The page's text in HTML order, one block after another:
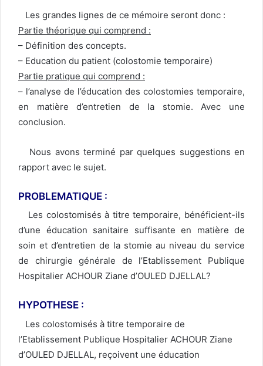
Les grandes lignes de ce mémoire seront donc :
Partie théorique qui comprend :
– Définition des concepts.
– Education du patient (colostomie temporaire)
Partie pratique qui comprend :
– l’analyse de l’éducation des colostomies temporaire,
en matière d’entretien de la stomie. Avec une
conclusion.
Nous avons terminé par quelques suggestions en
rapport avec le sujet.
PROBLEMATIQUE :
Les colostomisés à titre temporaire, bénéficient-ils
d’une éducation sanitaire suffisante en matière de
soin et d’entretien de la stomie au niveau du service
de chirurgie générale de l’Etablissement Publique
Hospitalier ACHOUR Ziane d’OULED DJELLAL?
HYPOTHESE :
Les colostomisés à titre temporaire de
l’Etablissement Publique Hospitalier ACHOUR Ziane
d’OULED DJELLAL, reçoivent une éducation